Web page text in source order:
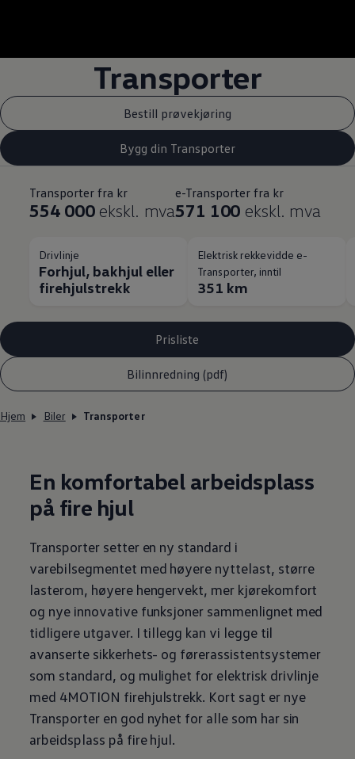
Transporter
Bestill prøvekjøring
Bygg din Transporter
Transporter fra kr
554 000 ekskl. mva
e-Transporter fra kr
571 100 ekskl. mva
Drivlinje
Forhjul, bakhjul eller
firehjulstrekk
Elektrisk rekkevidde e-
Transporter, inntil
351 km
Prisliste
Bilinnredning (pdf)
Hjem Biler Transporter
En komfortabel arbeidsplass
på fire hjul
Transportersetter en ny standard i
varebilsegmentet med høyere nyttelast, større
lasterom, høyere hengervekt, mer kjørekomfort
og nye innovative funksjoner sammenlignet med
tidligere utgaver. I tillegg kan vi legge til
avanserte sikkerhets- og førerassistentsystemer
som standard, og mulighet for elektrisk drivlinje
med 4MOTION firehjulstrekk. Kort sagt er nye
Transporteren god nyhet for alle som har sin
arbeidsplass på fire hjul.